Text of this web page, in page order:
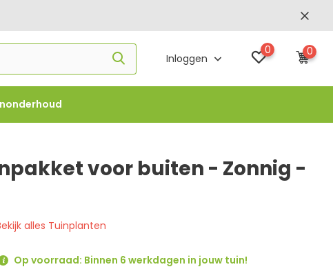
Inloggen
0 0
€1000 -
voor buiten - Zonnig -
alles Tuinplanten
Op voorraad: Binnen 6 werkdagen in jouw tuin!